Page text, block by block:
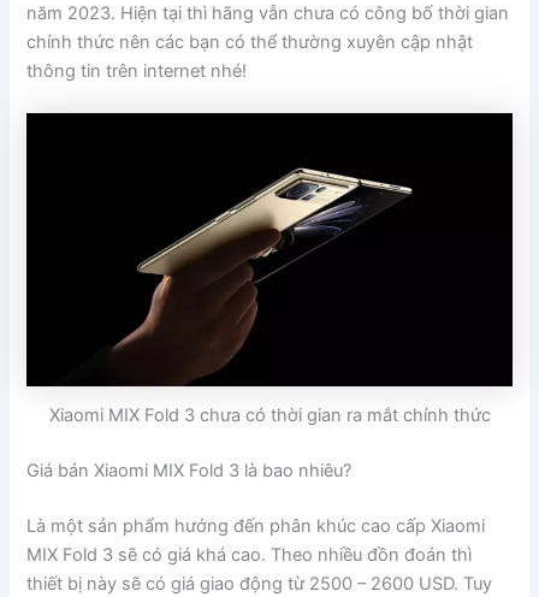
năm 2023. Hiện tại thì hãng vẫn chưa có công bố thời gian
chính thức nên các bạn có thể thường xuyên cập nhật
thông tin trên internet nhé!
Xiaomi MIX Fold 3 chưa có thời gian ra mắt chính thức
Giá bán Xiaomi MIX Fold 3 là bao nhiêu?
Là một sản phẩm hướng đến phân khúc cao cấp Xiaomi
MIX Fold 3 sẽ có giá khá cao. Theo nhiều đồn đoán thì
thiết bị này sẽ có giá giao động từ 2500 – 2600 USD. Tuy